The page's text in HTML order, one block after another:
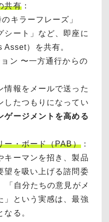
共有：
キラーフレーズ」
シート」など、即座に
）を共有。
ン 〜一方通行からの
情報をメールで送った
したつもりになってい
ゲージメントを高める
ー・ボード（PAB）：
キーマンを招き、製品
望を吸い上げる諮問委
「自分たちの意見がメ
」という実感は、最強
る。